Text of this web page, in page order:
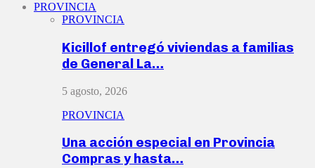
PROVINCIA
PROVINCIA
Kicillof entregó viviendas a familias
de General La…
5 agosto, 2026
PROVINCIA
Una acción especial en Provincia
Compras y hasta…